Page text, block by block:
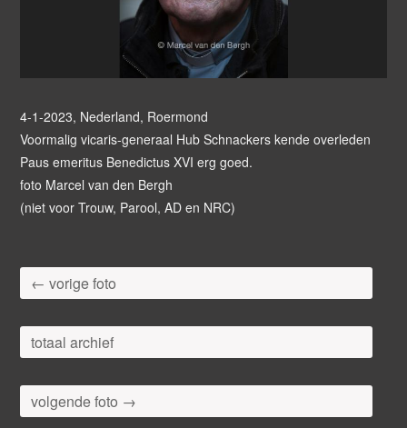
4-1-2023, Nederland, Roermond
Voormalig vicaris-generaal Hub Schnackers kende overleden
Paus emeritus Benedictus XVI erg goed.
foto Marcel van den Bergh
(niet voor Trouw, Parool, AD en NRC)
← vorige foto
totaal archief
volgende foto →